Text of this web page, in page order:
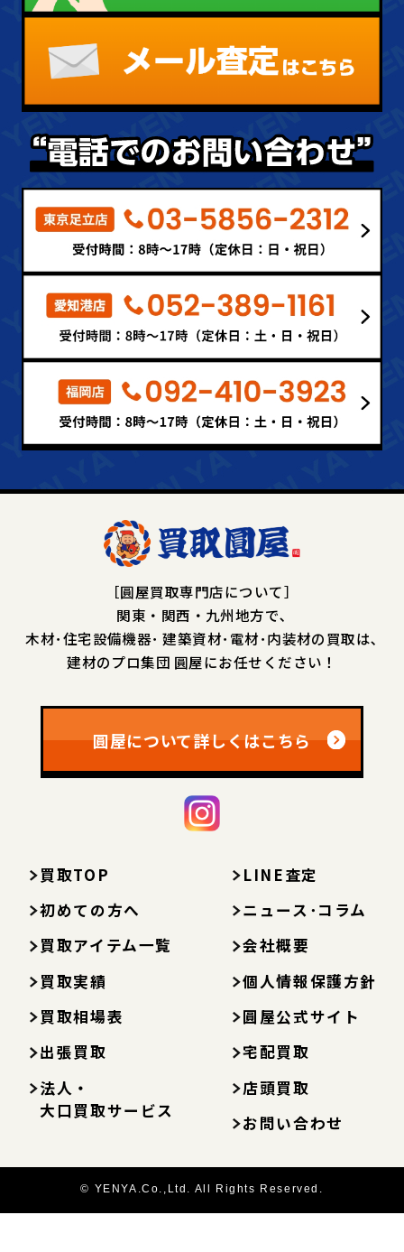
［圓屋買取専門店について］
関東・関西・九州地方で､
木材･住宅設備機器･ 建築資材･電材･内装材の買取は､
建材のプロ集団 圓屋にお任せください！
圓屋について詳しくはこちら
買取TOP
初めての方へ
買取アイテム一覧
買取実績
買取相場表
出張買取
法人・
大口買取サービス
LINE査定
ニュース･コラム
会社概要
個人情報保護方針
圓屋公式サイト
宅配買取
店頭買取
お問い合わせ
© YENYA.Co.,Ltd. All Rights Reserved.